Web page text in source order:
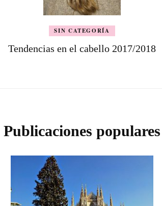
SIN CATEGORÍA
Tendencias en el cabello 2017/2018
Publicaciones populares